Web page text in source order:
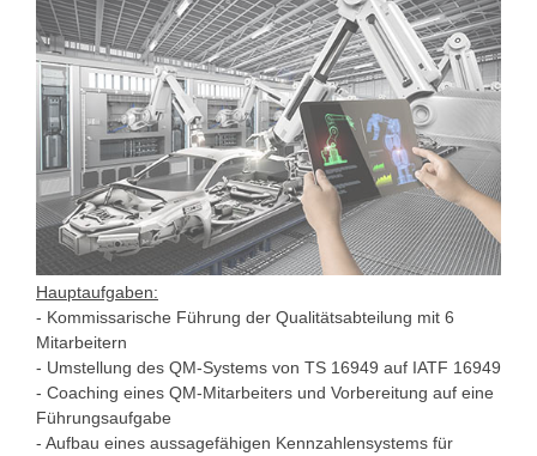
Hauptaufgaben:
- Kommissarische Führung der Qualitätsabteilung mit 6
Mitarbeitern
- Umstellung des QM-Systems von TS 16949 auf IATF 16949
- Coaching eines QM-Mitarbeiters und Vorbereitung auf eine
Führungsaufgabe
- Aufbau eines aussagefähigen Kennzahlensystems für